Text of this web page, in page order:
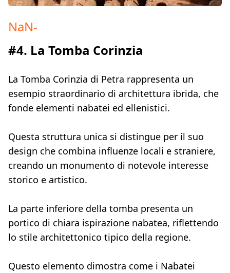
NaN-
#4. La Tomba Corinzia
La Tomba Corinzia di Petra rappresenta un
esempio straordinario di architettura ibrida, che
fonde elementi nabatei ed ellenistici.
Questa struttura unica si distingue per il suo
design che combina influenze locali e straniere,
creando un monumento di notevole interesse
storico e artistico.
La parte inferiore della tomba presenta un
portico di chiara ispirazione nabatea, riflettendo
lo stile architettonico tipico della regione.
Questo elemento dimostra come i Nabatei